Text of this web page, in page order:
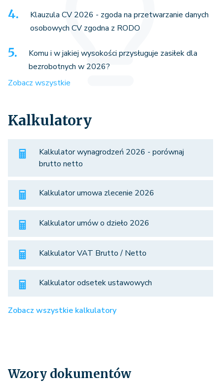
Klauzula CV 2026 - zgoda na przetwarzanie danych
osobowych CV zgodna z RODO
Komu i w jakiej wysokości przysługuje zasiłek dla
bezrobotnych w 2026?
Zobacz wszystkie
Kalkulatory
Kalkulator wynagrodzeń 2026 - porównaj
brutto netto
Kalkulator umowa zlecenie 2026
Kalkulator umów o dzieło 2026
Kalkulator VAT Brutto / Netto
Kalkulator odsetek ustawowych
Zobacz wszystkie kalkulatory
Wzory dokumentów